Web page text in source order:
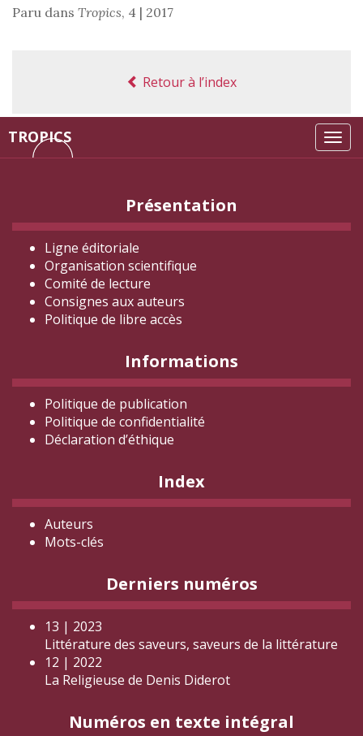
TROPICS
Paru dans Tropics, 4 | 2017
Retour à l’index
Présentation
Ligne éditoriale
Organisation scientifique
Comité de lecture
Consignes aux auteurs
Politique de libre accès
Informations
Politique de publication
Politique de confidentialité
Déclaration d’éthique
Index
Auteurs
Mots-clés
Derniers numéros
13 | 2023
Littérature des saveurs, saveurs de la littérature
12 | 2022
La Religieuse de Denis Diderot
Numéros en texte intégral